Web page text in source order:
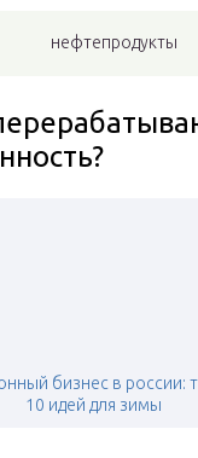
нефтепродукты
бизнес в россии:
10 идей для зимы